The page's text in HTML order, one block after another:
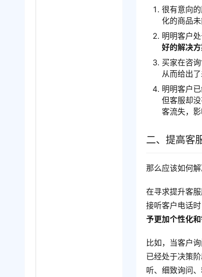
很有意向
化的商品
明明客户
好的解决
买家在咨
从而给出
明明客户
但客服却
客流失，影
二、提高客
那么应该如何解
在寻求提升客
接听客户电话
予更加个性化
比如，当客户
已经处于决策
听、细致询问